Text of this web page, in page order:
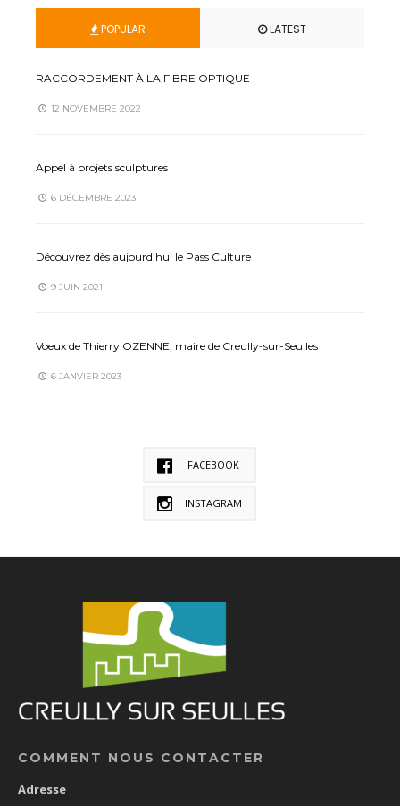
POPULAR LATEST
RACCORDEMENT À LA FIBRE OPTIQUE
12 NOVEMBRE 2022
Appel à projets sculptures
6 DÉCEMBRE 2023
Découvrez dès aujourd’hui le Pass Culture
9 JUIN 2021
Voeux de Thierry OZENNE, maire de Creully-sur-Seulles
6 JANVIER 2023
FACEBOOK
INSTAGRAM
COMMENT NOUS CONTACTER
Adresse